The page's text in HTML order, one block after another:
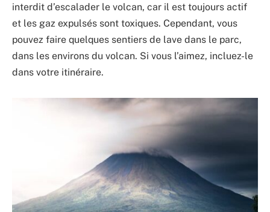
interdit d’escalader le volcan, car il est toujours actif
et les gaz expulsés sont toxiques. Cependant, vous
pouvez faire quelques sentiers de lave dans le parc,
dans les environs du volcan. Si vous l’aimez, incluez-le
dans votre itinéraire.